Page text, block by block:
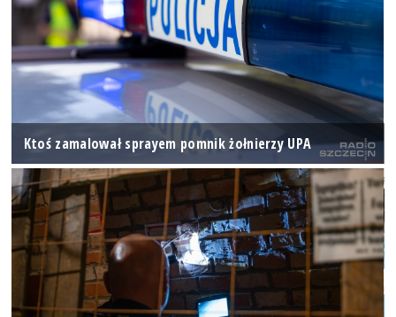
Ktoś zamalował sprayem pomnik żołnierzy UPA